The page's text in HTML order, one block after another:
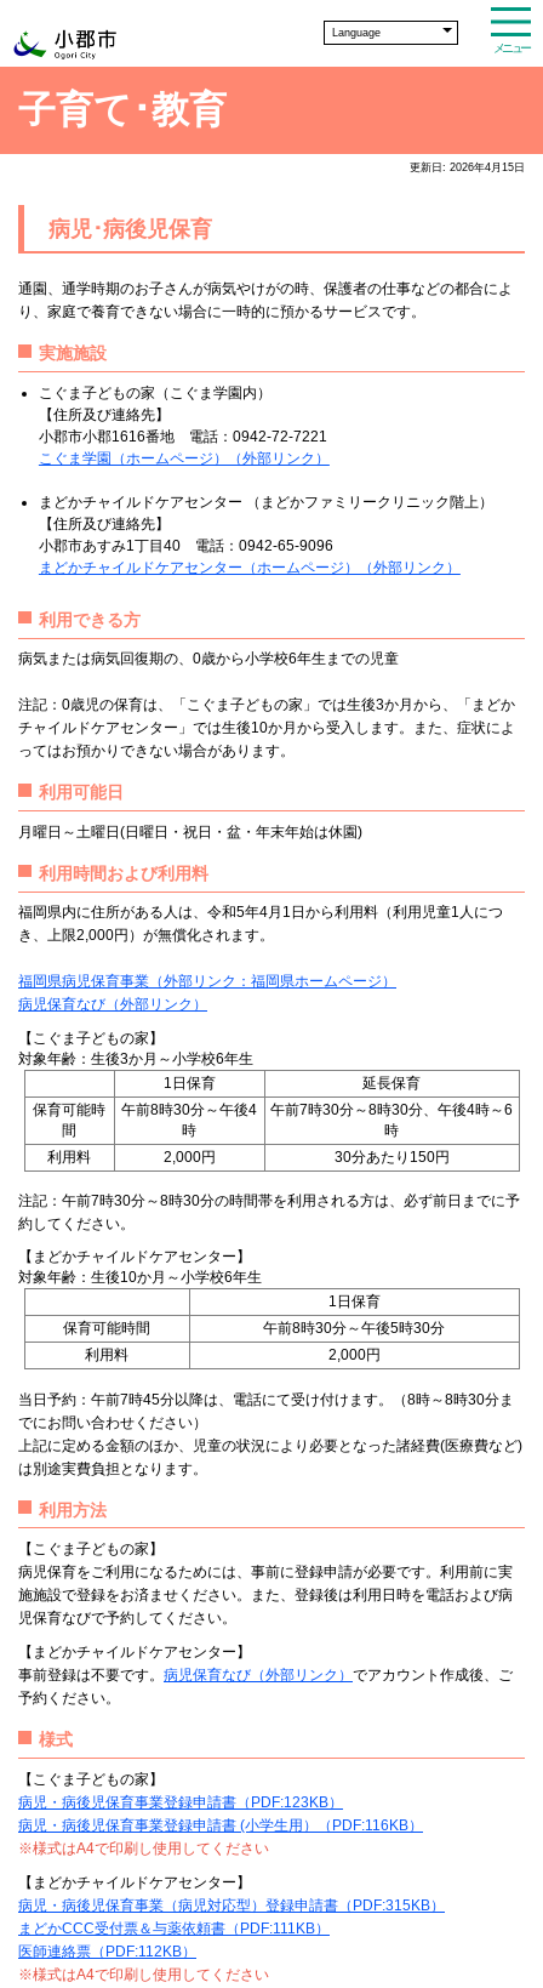
Language
メニュー
子育て･教育
更新日: 2026年4月15日
病児･病後児保育
通園、通学時期のお子さんが病気やけがの時、保護者の仕事などの都合によ
り、家庭で養育できない場合に一時的に預かるサービスです。
実施施設
こぐま子どもの家（こぐま学園内）
【住所及び連絡先】
小郡市小郡1616番地 電話：0942-72-7221
こぐま学園（ホームページ）（外部リンク）
まどかチャイルドケアセンター （まどかファミリークリニック階上）
【住所及び連絡先】
小郡市あすみ1丁目40 電話：0942-65-9096
まどかチャイルドケアセンター（ホームページ）（外部リンク）
利用できる方
病気または病気回復期の、0歳から小学校6年生までの児童
注記：0歳児の保育は、「こぐま子どもの家」では生後3か月から、「まどか
チャイルドケアセンター」では生後10か月から受入します。また、症状によ
ってはお預かりできない場合があります。
利用可能日
月曜日～土曜日(日曜日・祝日・盆・年末年始は休園)
利用時間および利用料
福岡県内に住所がある人は、令和5年4月1日から利用料（利用児童1人につ
き、上限2,000円）が無償化されます。
福岡県病児保育事業（外部リンク：福岡県ホームページ）
病児保育なび（外部リンク）
【こぐま子どもの家】
対象年齢：生後3か月～小学校6年生
1日保育
延長保育
保育可能時
間
午前8時30分～午後4
時
午前7時30分～8時30分、午後4時～6
時
利用料
2,000円 30分あたり150円
注記：午前7時30分～8時30分の時間帯を利用される方は、必ず前日までに予
約してください。
【まどかチャイルドケアセンター】
対象年齢：生後10か月～小学校6年生
1日保育
保育可能時間
午前8時30分～午後5時30分
利用料
2,000円
当日予約：午前7時45分以降は、電話にて受け付けます。（8時～8時30分ま
でにお問い合わせください）
上記に定める金額のほか、児童の状況により必要となった諸経費(医療費など)
は別途実費負担となります。
利用方法
【こぐま子どもの家】
病児保育をご利用になるためには、事前に登録申請が必要です。利用前に実
施施設で登録をお済ませください。また、登録後は利用日時を電話および病
児保育なびで予約してください。
【まどかチャイルドケアセンター】
事前登録は不要です。 病児保育なび（外部リンク） でアカウント作成後、ご
予約ください。
様式
【こぐま子どもの家】
病児・病後児保育事業登録申請書（PDF:123KB）
病児・病後児保育事業登録申請書 (小学生用）（PDF:116KB）
※様式はA4で印刷し使用してください
【まどかチャイルドケアセンター】
病児・病後児保育事業（病児対応型）登録申請書（PDF:315KB）
まどかCCC受付票＆与薬依頼書（PDF:111KB）
医師連絡票（PDF:112KB）
※様式はA4で印刷し使用してください